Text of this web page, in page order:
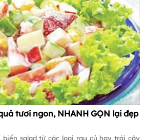
tươi ngon, NHANH GỌN lại đẹp
biến salad từ các loại rau củ hay trái cây